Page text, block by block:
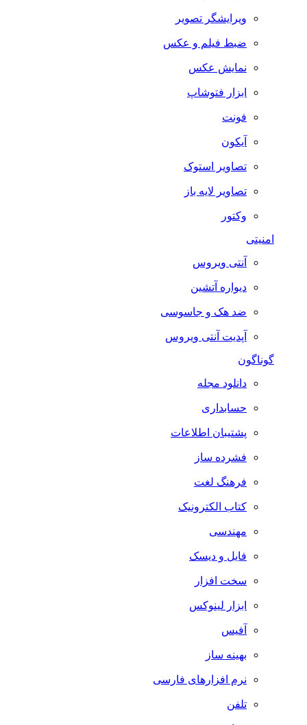
ویرایشگر تصویر
ضبط فيلم و عكس
نمایش عکس
ابزار فتوشاپ
فونت
آیکون
تصاویر استوک
تصاویر لایه باز
وکتور
امنیتی
آنتی ویروس
دیواره آتشین
ضد هک و جاسوسی
آپدیت آنتی ویروس
گوناگون
دانلود مجله
حسابداری
پشتیبان اطلاعات
فشرده ساز
فرهنگ لغت
کتاب الکترونیک
مهندسی
فایل و دیسک
سخت افزار
ابزار لینوکس
آفیس
بهینه ساز
نرم افزارهای فارسی
تلفن